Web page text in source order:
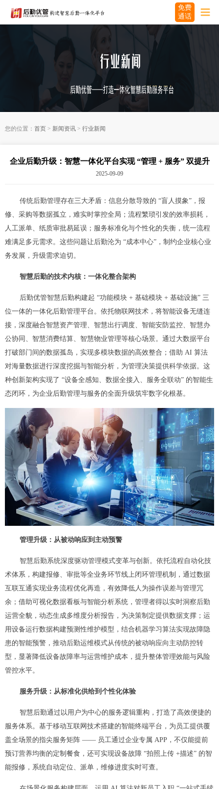
免费
通话
您的位置： 首页 > 新闻资讯 > 行业新闻
企业后勤升级：智慧一体化平台实现 “管理 + 服务” 双提升
2025-09-09
传统后勤管理存在三大矛盾：信息分散导致的 “盲人摸象”，报
修、采购等数据孤立，难实时掌控全局；流程繁琐引发的效率损耗，
人工派单、纸质审批易延误；服务标准化与个性化的失衡，统一流程
难满足多元需求。这些问题让后勤沦为 “成本中心”，制约企业核心业
务发展，升级需求迫切。
智慧后勤的技术内核：一体化整合架构
后勤优管智慧后勤构建起 “功能模块 + 基础模块 + 基础设施” 三
位一体的一体化后勤管理平台。依托物联网技术，将智能设备无缝连
接，深度融合智慧资产管理、智慧出行调度、智能安防监控、智慧办
公协同、智慧消费结算、智慧物业管理等核心场景。通过大数据平台
打破部门间的数据孤岛，实现多模块数据的高效整合；借助 AI 算法
对海量数据进行深度挖掘与智能分析，为管理决策提供科学依据。这
种创新架构实现了 “设备全感知、数据全接入、服务全联动” 的智能生
态闭环，为企业后勤管理与服务的全面升级筑牢数字化根基。
管理升级：从被动响应到主动预警
智慧后勤系统深度驱动管理模式变革与创新。依托流程自动化技
术体系，构建报修、审批等全业务环节线上闭环管理机制，通过数据
互联互通实现业务流程优化再造，有效降低人为操作误差与管理冗
余；借助可视化数据看板与智能分析系统，管理者得以实时洞察后勤
运营全貌，动态生成多维度分析报告，为决策制定提供数据支撑；运
用设备运行数据构建预测性维护模型，结合机器学习算法实现故障隐
患的智能预警，推动后勤运维模式从传统的被动响应向主动防控转
型，显著降低设备故障率与运营维护成本，提升整体管理效能与风险
管控水平。
服务升级：从标准化供给到个性化体验
智慧后勤通过以用户为中心的服务逻辑重构，打造了高效便捷的
服务体系。基于移动互联网技术搭建的智能终端平台，为员工提供覆
盖全场景的指尖服务矩阵 —— 员工通过企业专属 APP，不仅能提前
预订营养均衡的定制餐食，还可实现设备故障 “拍照上传 +描述” 的智
能报修，系统自动定位、派单，维修进度实时可查。